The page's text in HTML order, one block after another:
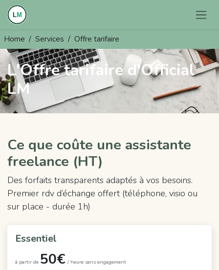
Se rendre au contenu
Home Services Offre tarifaire
L'Offre tarifaire d'Official
LM
Ce que coûte une assistante
freelance (HT)
Des forfaits transparents adaptés à vos besoins.
Premier rdv d’échange offert (téléphone, visio ou
sur place - durée 1h)
Essentiel
à partir de 50€ / heure sans engagement